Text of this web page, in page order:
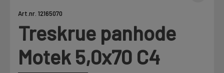
Fag
LOGG UT
Art.nr. 12165070
Treskrue panhode
Motek 5,0x70 C4